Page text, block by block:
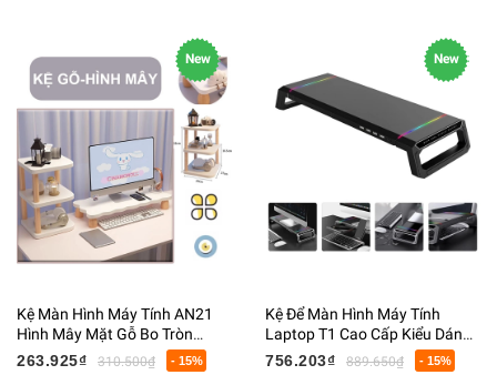
New
Kệ Màn Hình Máy Tính AN21
Hình Mây Mặt Gỗ Bo Tròn
Chân Hình Quả Trứng Dễ
263.925₫ 310.500₫ - 15%
New
Kệ Để Màn Hình Máy Tính
Laptop T1 Cao Cấp Kiểu Dáng
Hiện Đại Trang Bị 4 Cổng USB
756.203₫ 889.650₫ - 15%